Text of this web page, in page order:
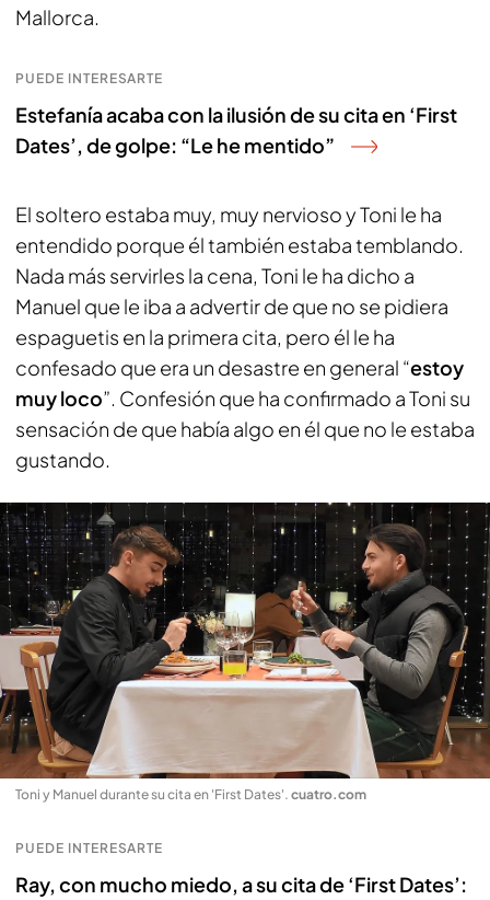
Mallorca.
PUEDE INTERESARTE
Estefanía acaba con la ilusión de su cita en ‘First
Dates’, de golpe: “Le he mentido”
El soltero estaba muy, muy nervioso y Toni le ha
entendido porque él también estaba temblando.
Nada más servirles la cena, Toni le ha dicho a
Manuel que le iba a advertir de que no se pidiera
espaguetis en la primera cita, pero él le ha
confesado que era un desastre en general “estoy
muy loco”. Confesión que ha confirmado a Toni su
sensación de que había algo en él que no le estaba
gustando.
Toni y Manuel durante su cita en 'First Dates'. cuatro.com
PUEDE INTERESARTE
Ray, con mucho miedo, a su cita de ‘First Dates’: